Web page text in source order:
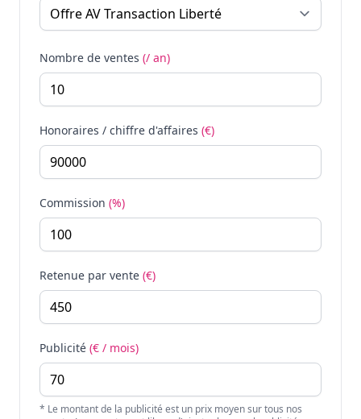
Nombre de ventes (/ an)
Honoraires / chiffre d'affaires (€)
Commission (%)
Retenue par vente (€)
Publicité (€ / mois)
* Le montant de la publicité est un prix moyen sur tous nos